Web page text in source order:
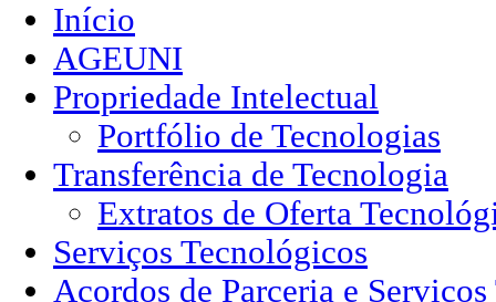
Início
AGEUNI
Propriedade Intelectual
Portfólio de Tecnologias
Transferência de Tecnologia
Extratos de Oferta
Serviços Tecnológicos
Acordos de Parceria e